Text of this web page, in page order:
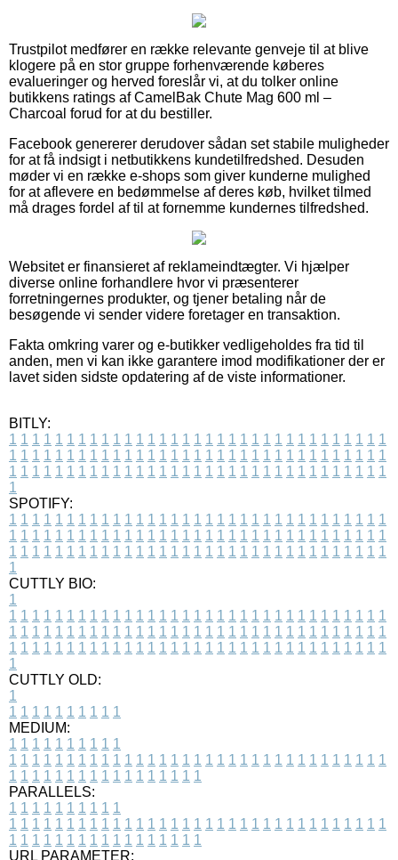
Trustpilot medfører en række relevante genveje til at blive
klogere på en stor gruppe forhenværende køberes
evalueringer og herved foreslår vi, at du tolker online
butikkens ratings af CamelBak Chute Mag 600 ml –
Charcoal forud for at du bestiller.
Facebook genererer derudover sådan set stabile muligheder
for at få indsigt i netbutikkens kundetilfredshed. Desuden
møder vi en række e-shops som giver kunderne mulighed
for at aflevere en bedømmelse af deres køb, hvilket tilmed
må drages fordel af til at fornemme kundernes tilfredshed.
Websitet er finansieret af reklameindtægter. Vi hjælper
diverse online forhandlere hvor vi præsenterer
forretningernes produkter, og tjener betaling når de
besøgende vi sender videre foretager en transaktion.
Fakta omkring varer og e-butikker vedligeholdes fra tid til
anden, men vi kan ikke garantere imod modifikationer der er
lavet siden sidste opdatering af de viste informationer.
BITLY:
1 1 1 1 1 1 1 1 1 1 1 1 1 1 1 1 1 1 1 1 1 1 1 1 1 1 1 1 1 1 1 1 1
1 1 1 1 1 1 1 1 1 1 1 1 1 1 1 1 1 1 1 1 1 1 1 1 1 1 1 1 1 1 1 1 1
1 1 1 1 1 1 1 1 1 1 1 1 1 1 1 1 1 1 1 1 1 1 1 1 1 1 1 1 1 1 1 1 1
1
SPOTIFY:
1 1 1 1 1 1 1 1 1 1 1 1 1 1 1 1 1 1 1 1 1 1 1 1 1 1 1 1 1 1 1 1 1
1 1 1 1 1 1 1 1 1 1 1 1 1 1 1 1 1 1 1 1 1 1 1 1 1 1 1 1 1 1 1 1 1
1 1 1 1 1 1 1 1 1 1 1 1 1 1 1 1 1 1 1 1 1 1 1 1 1 1 1 1 1 1 1 1 1
1
CUTTLY BIO:
1
1 1 1 1 1 1 1 1 1 1 1 1 1 1 1 1 1 1 1 1 1 1 1 1 1 1 1 1 1 1 1 1 1
1 1 1 1 1 1 1 1 1 1 1 1 1 1 1 1 1 1 1 1 1 1 1 1 1 1 1 1 1 1 1 1 1
1 1 1 1 1 1 1 1 1 1 1 1 1 1 1 1 1 1 1 1 1 1 1 1 1 1 1 1 1 1 1 1 1
1
CUTTLY OLD:
1
1 1 1 1 1 1 1 1 1 1
MEDIUM:
1 1 1 1 1 1 1 1 1 1
1 1 1 1 1 1 1 1 1 1 1 1 1 1 1 1 1 1 1 1 1 1 1 1 1 1 1 1 1 1 1 1 1
1 1 1 1 1 1 1 1 1 1 1 1 1 1 1 1 1
PARALLELS:
1 1 1 1 1 1 1 1 1 1
1 1 1 1 1 1 1 1 1 1 1 1 1 1 1 1 1 1 1 1 1 1 1 1 1 1 1 1 1 1 1 1 1
1 1 1 1 1 1 1 1 1 1 1 1 1 1 1 1 1
URL PARAMETER: